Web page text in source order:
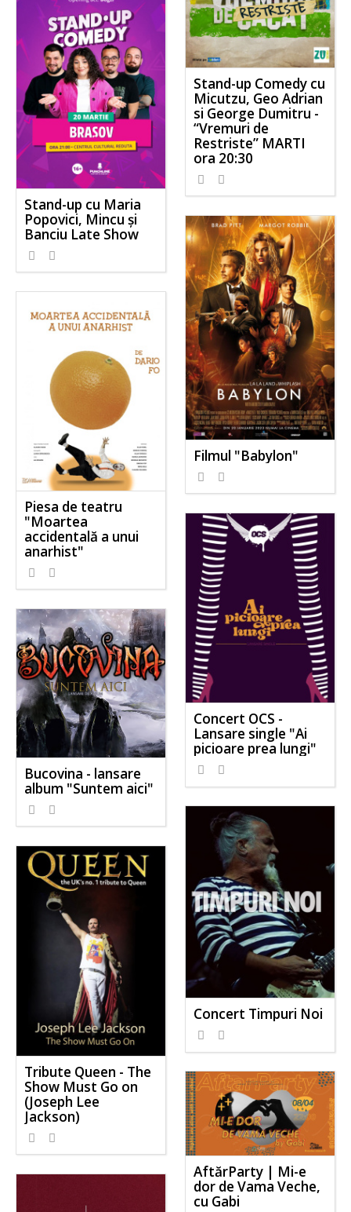
Stand-up Comedy cu
Micutzu, Geo Adrian
si George Dumitru -
“Vremuri de
Restriste” MARTI
ora 20:30
Stand-up cu Maria
Popovici, Mincu și
Banciu Late Show
Filmul "Babylon"
Piesa de teatru
"Moartea
accidentală a unui
anarhist"
Concert OCS -
Lansare single "Ai
picioare prea lungi"
Bucovina - lansare
album "Suntem aici"
Concert Timpuri Noi
Tribute Queen - The
Show Must Go on
(Joseph Lee
Jackson)
AftărParty | Mi-e
dor de Vama Veche,
cu Gabi